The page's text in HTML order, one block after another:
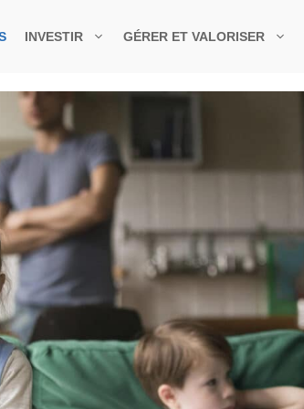
INVESTIR GÉRER ET VALORISER